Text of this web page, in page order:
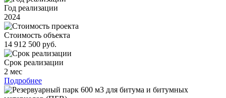
Год реализации
2024
Стоимость объекта
14 912 500 руб.
Срок реализации
2 мес
Подробнее